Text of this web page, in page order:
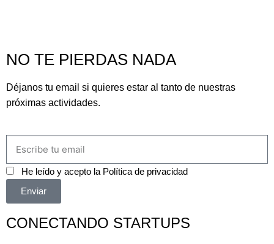
NO TE PIERDAS NADA
Déjanos tu email si quieres estar al tanto de nuestras
próximas actividades.
He leído y acepto la Política de privacidad
Enviar
CONECTANDO STARTUPS